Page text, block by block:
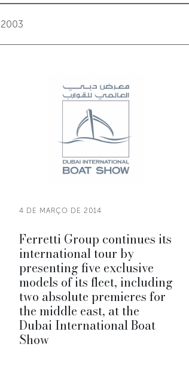
2003
4 DE MARÇO DE 2014
Ferretti Group continues its
international tour by
presenting five exclusive
models of its fleet, including
two absolute premieres for
the middle east, at the
Dubai International Boat
Show